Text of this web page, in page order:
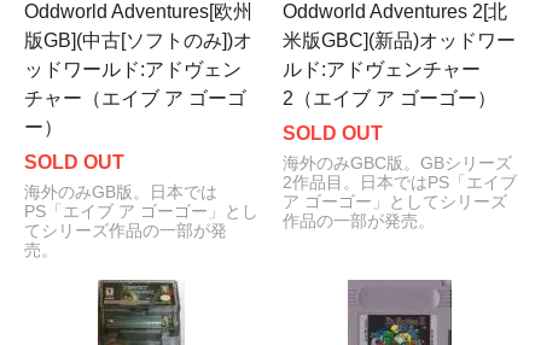
Oddworld Adventures[欧州
版GB](中古[ソフトのみ])オ
ッドワールド:アドヴェン
チャー（エイブ ア ゴーゴ
ー）
SOLD OUT
海外のみGB版。日本では
PS「エイブ ア ゴーゴー」とし
てシリーズ作品の一部が発
売。
Oddworld Adventures 2[北
米版GBC](新品)オッドワー
ルド:アドヴェンチャー
2（エイブ ア ゴーゴー）
SOLD OUT
海外のみGBC版。GBシリーズ
2作品目。日本ではPS「エイブ
ア ゴーゴー」としてシリーズ
作品の一部が発売。